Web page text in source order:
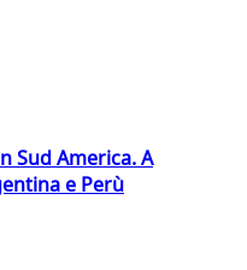
Sud America. A
e Perù